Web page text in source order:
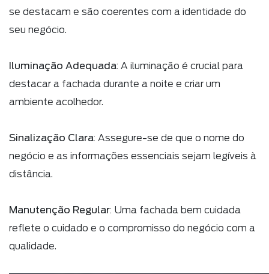
se destacam e são coerentes com a identidade do
seu negócio.
Iluminação Adequada: A iluminação é crucial para
destacar a fachada durante a noite e criar um
ambiente acolhedor.
Sinalização Clara: Assegure-se de que o nome do
negócio e as informações essenciais sejam legíveis à
distância.
Manutenção Regular: Uma fachada bem cuidada
reflete o cuidado e o compromisso do negócio com a
qualidade.